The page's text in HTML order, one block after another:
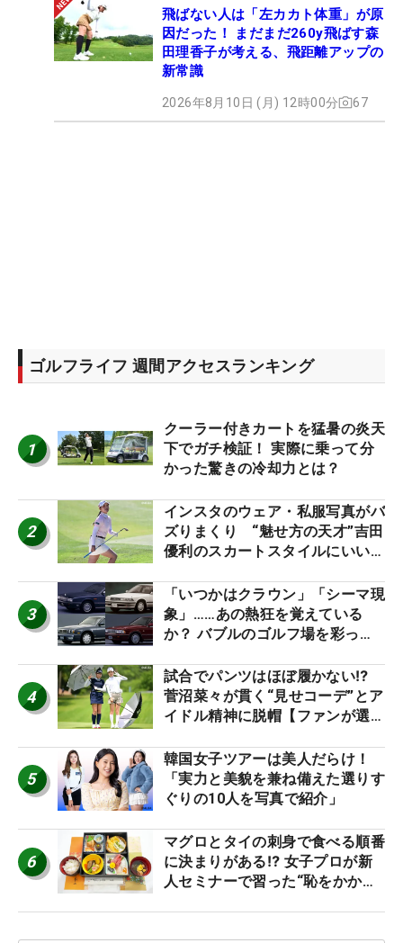
飛ばない人は「左カカト体重」が原
因だった！ まだまだ260y飛ばす森
田理香子が考える、飛距離アップの
新常識
2026年8月10日 (月) 12時00分 67
ゴルフライフ 週間アクセスランキング
1
クーラー付きカートを猛暑の炎天
下でガチ検証！ 実際に乗って分
かった驚きの冷却力とは？
2
インスタのウェア・私服写真がバ
ズりまくり “魅せ方の天才”吉田
優利のスカートスタイルにいい
3
「いつかはクラウン」「シーマ現
象」……あの熱狂を覚えている
か？ バブルのゴルフ場を彩った
4
試合でパンツはほぼ履かない⁉
菅沼菜々が貫く“見せコーデ”とア
イドル精神に脱帽【ファンが選ぶ
5
韓国女子ツアーは美人だらけ！
「実力と美貌を兼ね備えた選りす
ぐりの10人を写真で紹介」
6
マグロとタイの刺身で食べる順番
に決まりがある⁉ 女子プロが新
人セミナーで習った“恥をかかな